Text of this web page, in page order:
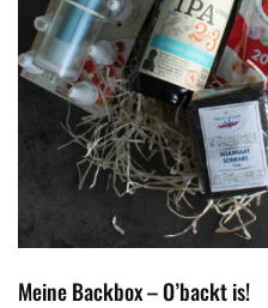
Meine Backbox – O’backt is!